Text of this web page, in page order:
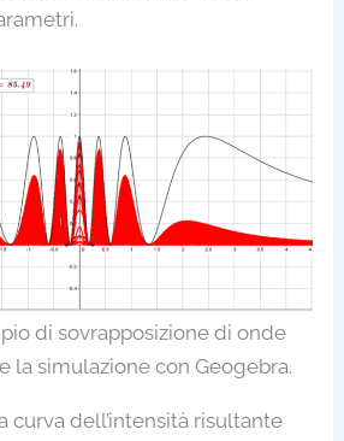
di sovrapposizione di onde
la simulazione con Geogebra.
curva dell’intensità risultante